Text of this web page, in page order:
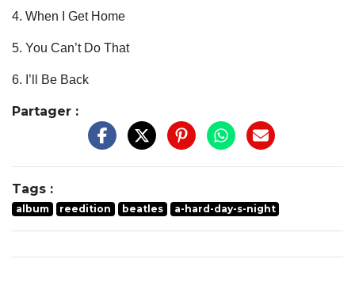
4. When I Get Home
5. You Can’t Do That
6. I’ll Be Back
Partager :
Tags :
album reedition beatles a-hard-day-s-night